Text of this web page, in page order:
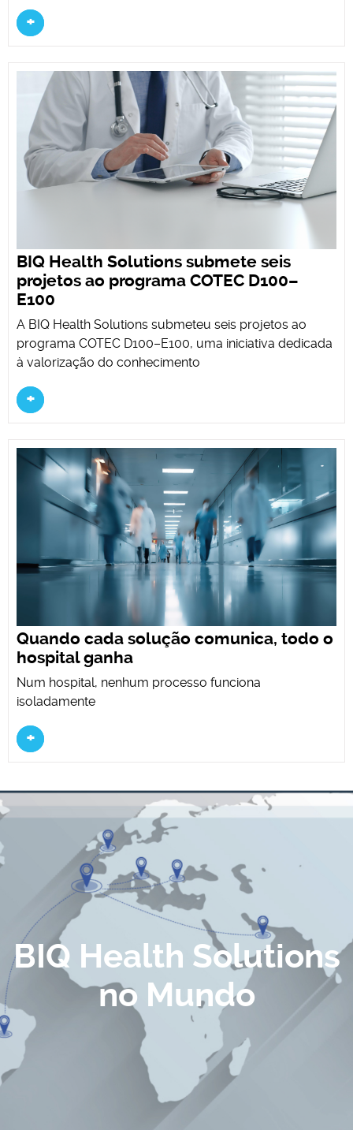
+
BIQ Health Solutions submete seis
projetos ao programa COTEC D100–
E100
A BIQ Health Solutions submeteu seis projetos ao
programa COTEC D100–E100, uma iniciativa dedicada
à valorização do conhecimento
+
Quando cada solução comunica, todo o
hospital ganha
Num hospital, nenhum processo funciona
isoladamente
+
BIQ Health Solutions
no Mundo